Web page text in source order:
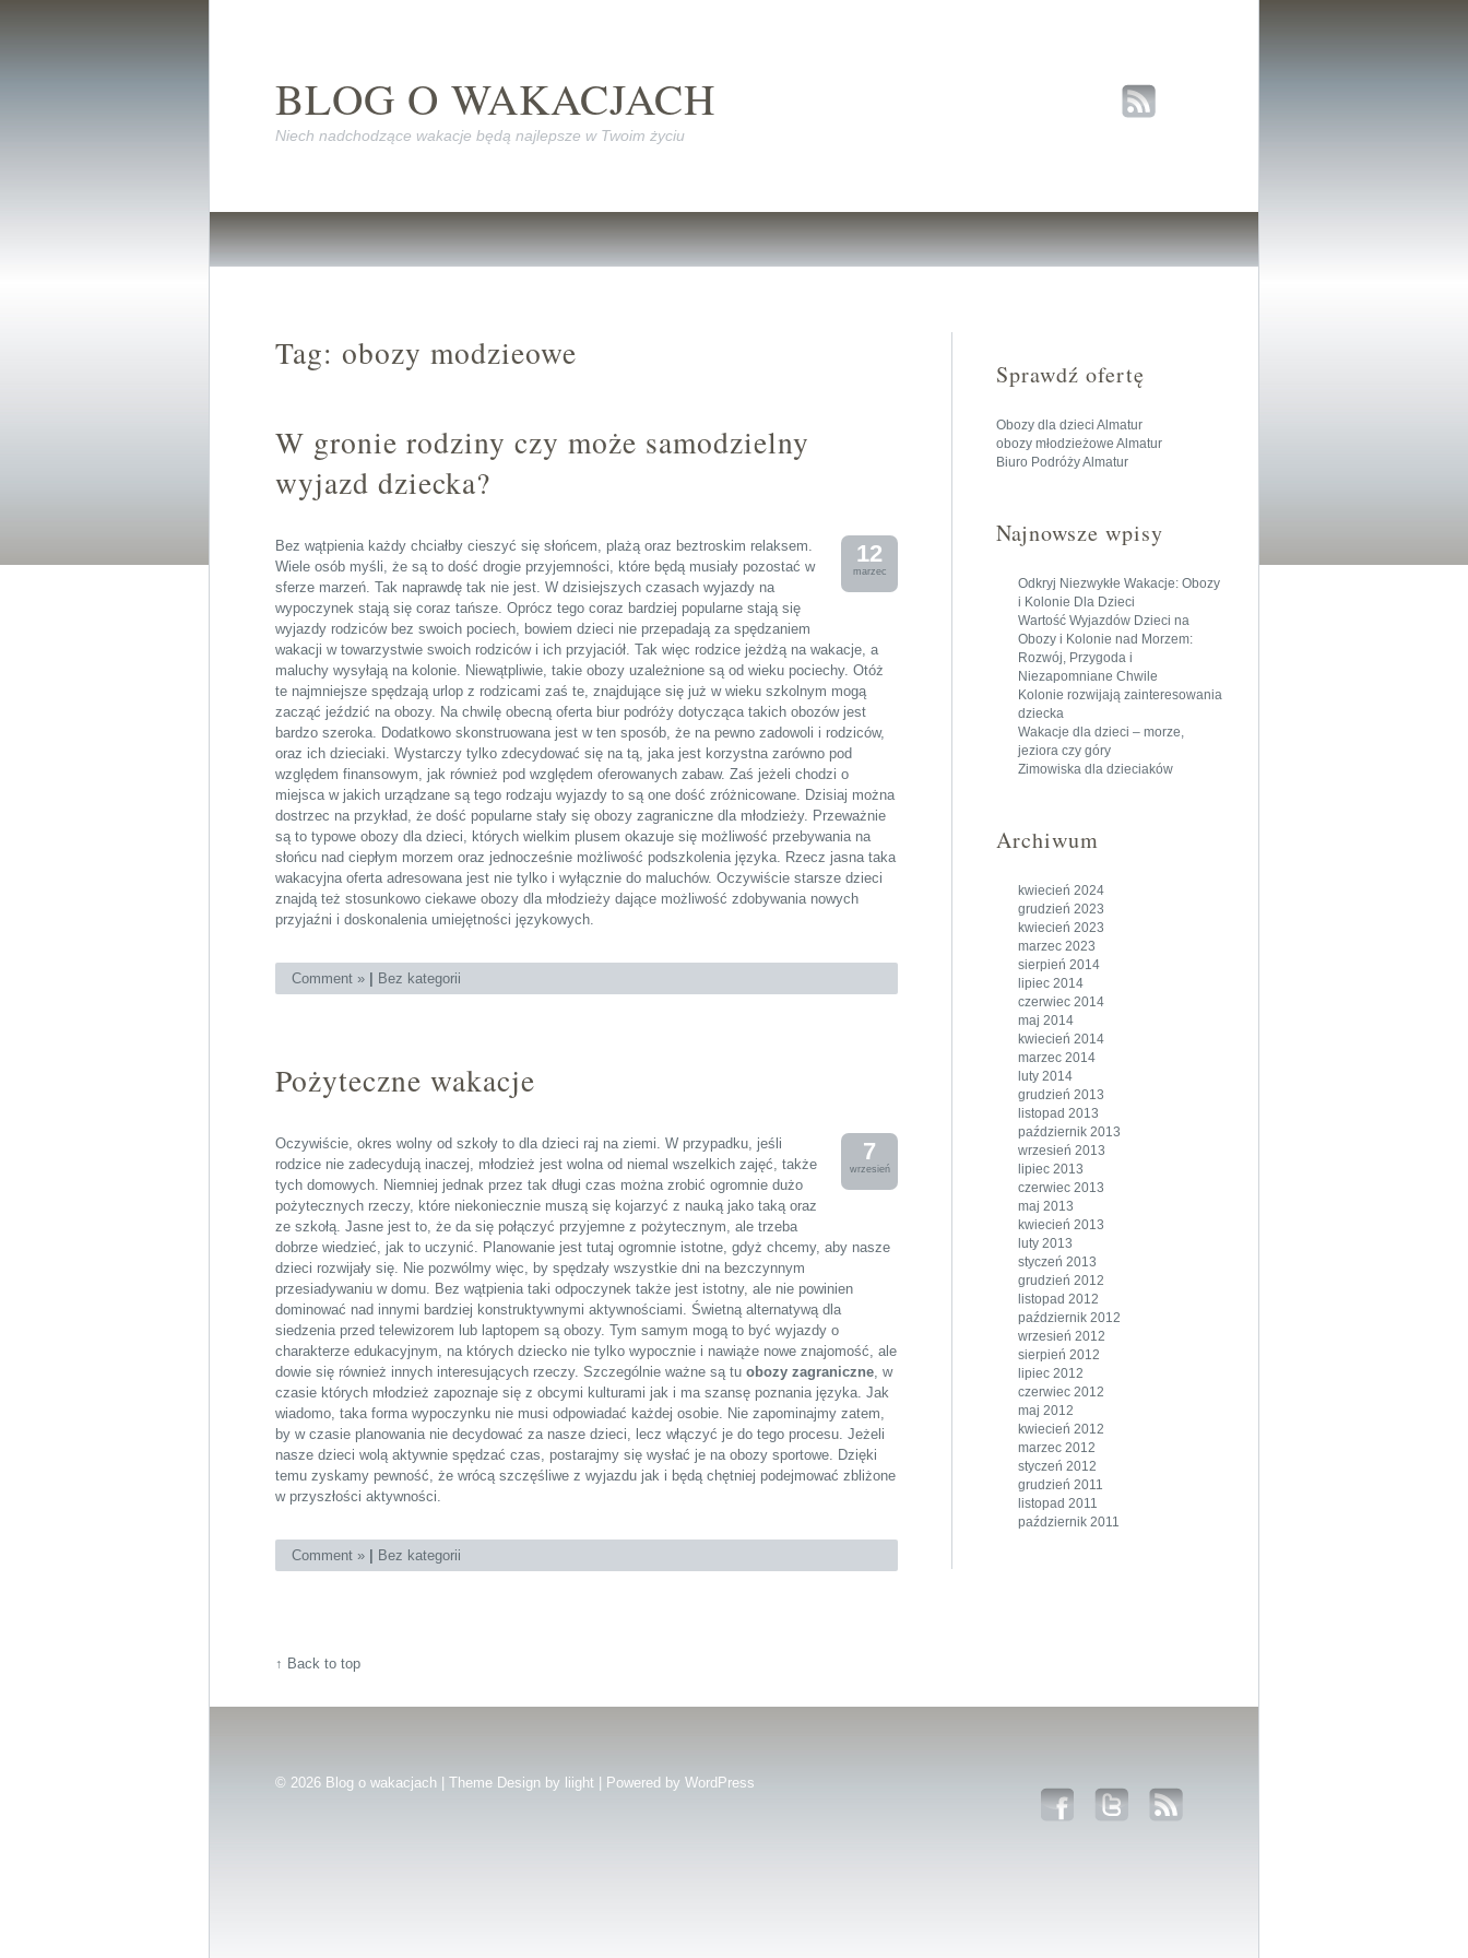
BLOG O WAKACJACH
Niech nadchodzące wakacje będą najlepsze w Twoim życiu
Sprawdź ofertę
Obozy dla dzieci Almatur
obozy młodzieżowe Almatur
Biuro Podróży Almatur
Najnowsze wpisy
Odkryj Niezwykłe Wakacje: Obozy
i Kolonie Dla Dzieci
Wartość Wyjazdów Dzieci na
Obozy i Kolonie nad Morzem:
Rozwój, Przygoda i
Niezapomniane Chwile
Kolonie rozwijają zainteresowania
dziecka
Wakacje dla dzieci – morze,
jeziora czy góry
Zimowiska dla dzieciaków
Archiwum
kwiecień 2024
grudzień 2023
kwiecień 2023
marzec 2023
sierpień 2014
lipiec 2014
czerwiec 2014
maj 2014
kwiecień 2014
marzec 2014
luty 2014
grudzień 2013
listopad 2013
październik 2013
wrzesień 2013
lipiec 2013
czerwiec 2013
maj 2013
kwiecień 2013
luty 2013
styczeń 2013
grudzień 2012
listopad 2012
październik 2012
wrzesień 2012
sierpień 2012
lipiec 2012
czerwiec 2012
maj 2012
kwiecień 2012
marzec 2012
styczeń 2012
grudzień 2011
listopad 2011
październik 2011
Tag: obozy modzieowe
W gronie rodziny czy może samodzielny
wyjazd dziecka?
12
marzec
Bez wątpienia każdy chciałby cieszyć się słońcem, plażą oraz beztroskim relaksem.
Wiele osób myśli, że są to dość drogie przyjemności, które będą musiały pozostać w
sferze marzeń. Tak naprawdę tak nie jest. W dzisiejszych czasach wyjazdy na
wypoczynek stają się coraz tańsze. Oprócz tego coraz bardziej popularne stają się
wyjazdy rodziców bez swoich pociech, bowiem dzieci nie przepadają za spędzaniem
wakacji w towarzystwie swoich rodziców i ich przyjaciół. Tak więc rodzice jeżdżą na wakacje, a
maluchy wysyłają na kolonie. Niewątpliwie, takie obozy uzależnione są od wieku pociechy. Otóż
te najmniejsze spędzają urlop z rodzicami zaś te, znajdujące się już w wieku szkolnym mogą
zacząć jeździć na obozy. Na chwilę obecną oferta biur podróży dotycząca takich obozów jest
bardzo szeroka. Dodatkowo skonstruowana jest w ten sposób, że na pewno zadowoli i rodziców,
oraz ich dzieciaki. Wystarczy tylko zdecydować się na tą, jaka jest korzystna zarówno pod
względem finansowym, jak również pod względem oferowanych zabaw. Zaś jeżeli chodzi o
miejsca w jakich urządzane są tego rodzaju wyjazdy to są one dość zróżnicowane. Dzisiaj można
dostrzec na przykład, że dość popularne stały się obozy zagraniczne dla młodzieży. Przeważnie
są to typowe obozy dla dzieci, których wielkim plusem okazuje się możliwość przebywania na
słońcu nad ciepłym morzem oraz jednocześnie możliwość podszkolenia języka. Rzecz jasna taka
wakacyjna oferta adresowana jest nie tylko i wyłącznie do maluchów. Oczywiście starsze dzieci
znajdą też stosunkowo ciekawe obozy dla młodzieży dające możliwość zdobywania nowych
przyjaźni i doskonalenia umiejętności językowych.
Comment » Bez kategorii
Pożyteczne wakacje
7
wrzesień
Oczywiście, okres wolny od szkoły to dla dzieci raj na ziemi. W przypadku, jeśli
rodzice nie zadecydują inaczej, młodzież jest wolna od niemal wszelkich zajęć, także
tych domowych. Niemniej jednak przez tak długi czas można zrobić ogromnie dużo
pożytecznych rzeczy, które niekoniecznie muszą się kojarzyć z nauką jako taką oraz
ze szkołą. Jasne jest to, że da się połączyć przyjemne z pożytecznym, ale trzeba
dobrze wiedzieć, jak to uczynić. Planowanie jest tutaj ogromnie istotne, gdyż chcemy, aby nasze
dzieci rozwijały się. Nie pozwólmy więc, by spędzały wszystkie dni na bezczynnym
przesiadywaniu w domu. Bez wątpienia taki odpoczynek także jest istotny, ale nie powinien
dominować nad innymi bardziej konstruktywnymi aktywnościami. Świetną alternatywą dla
siedzenia przed telewizorem lub laptopem są obozy. Tym samym mogą to być wyjazdy o
charakterze edukacyjnym, na których dziecko nie tylko wypocznie i nawiąże nowe znajomość, ale
dowie się również innych interesujących rzeczy. Szczególnie ważne są tu obozy zagraniczne, w
czasie których młodzież zapoznaje się z obcymi kulturami jak i ma szansę poznania języka. Jak
wiadomo, taka forma wypoczynku nie musi odpowiadać każdej osobie. Nie zapominajmy zatem,
by w czasie planowania nie decydować za nasze dzieci, lecz włączyć je do tego procesu. Jeżeli
nasze dzieci wolą aktywnie spędzać czas, postarajmy się wysłać je na obozy sportowe. Dzięki
temu zyskamy pewność, że wrócą szczęśliwe z wyjazdu jak i będą chętniej podejmować zbliżone
w przyszłości aktywności.
Comment » Bez kategorii
↑ Back to top
© 2026 Blog o wakacjach | Theme Design by liight | Powered by WordPress